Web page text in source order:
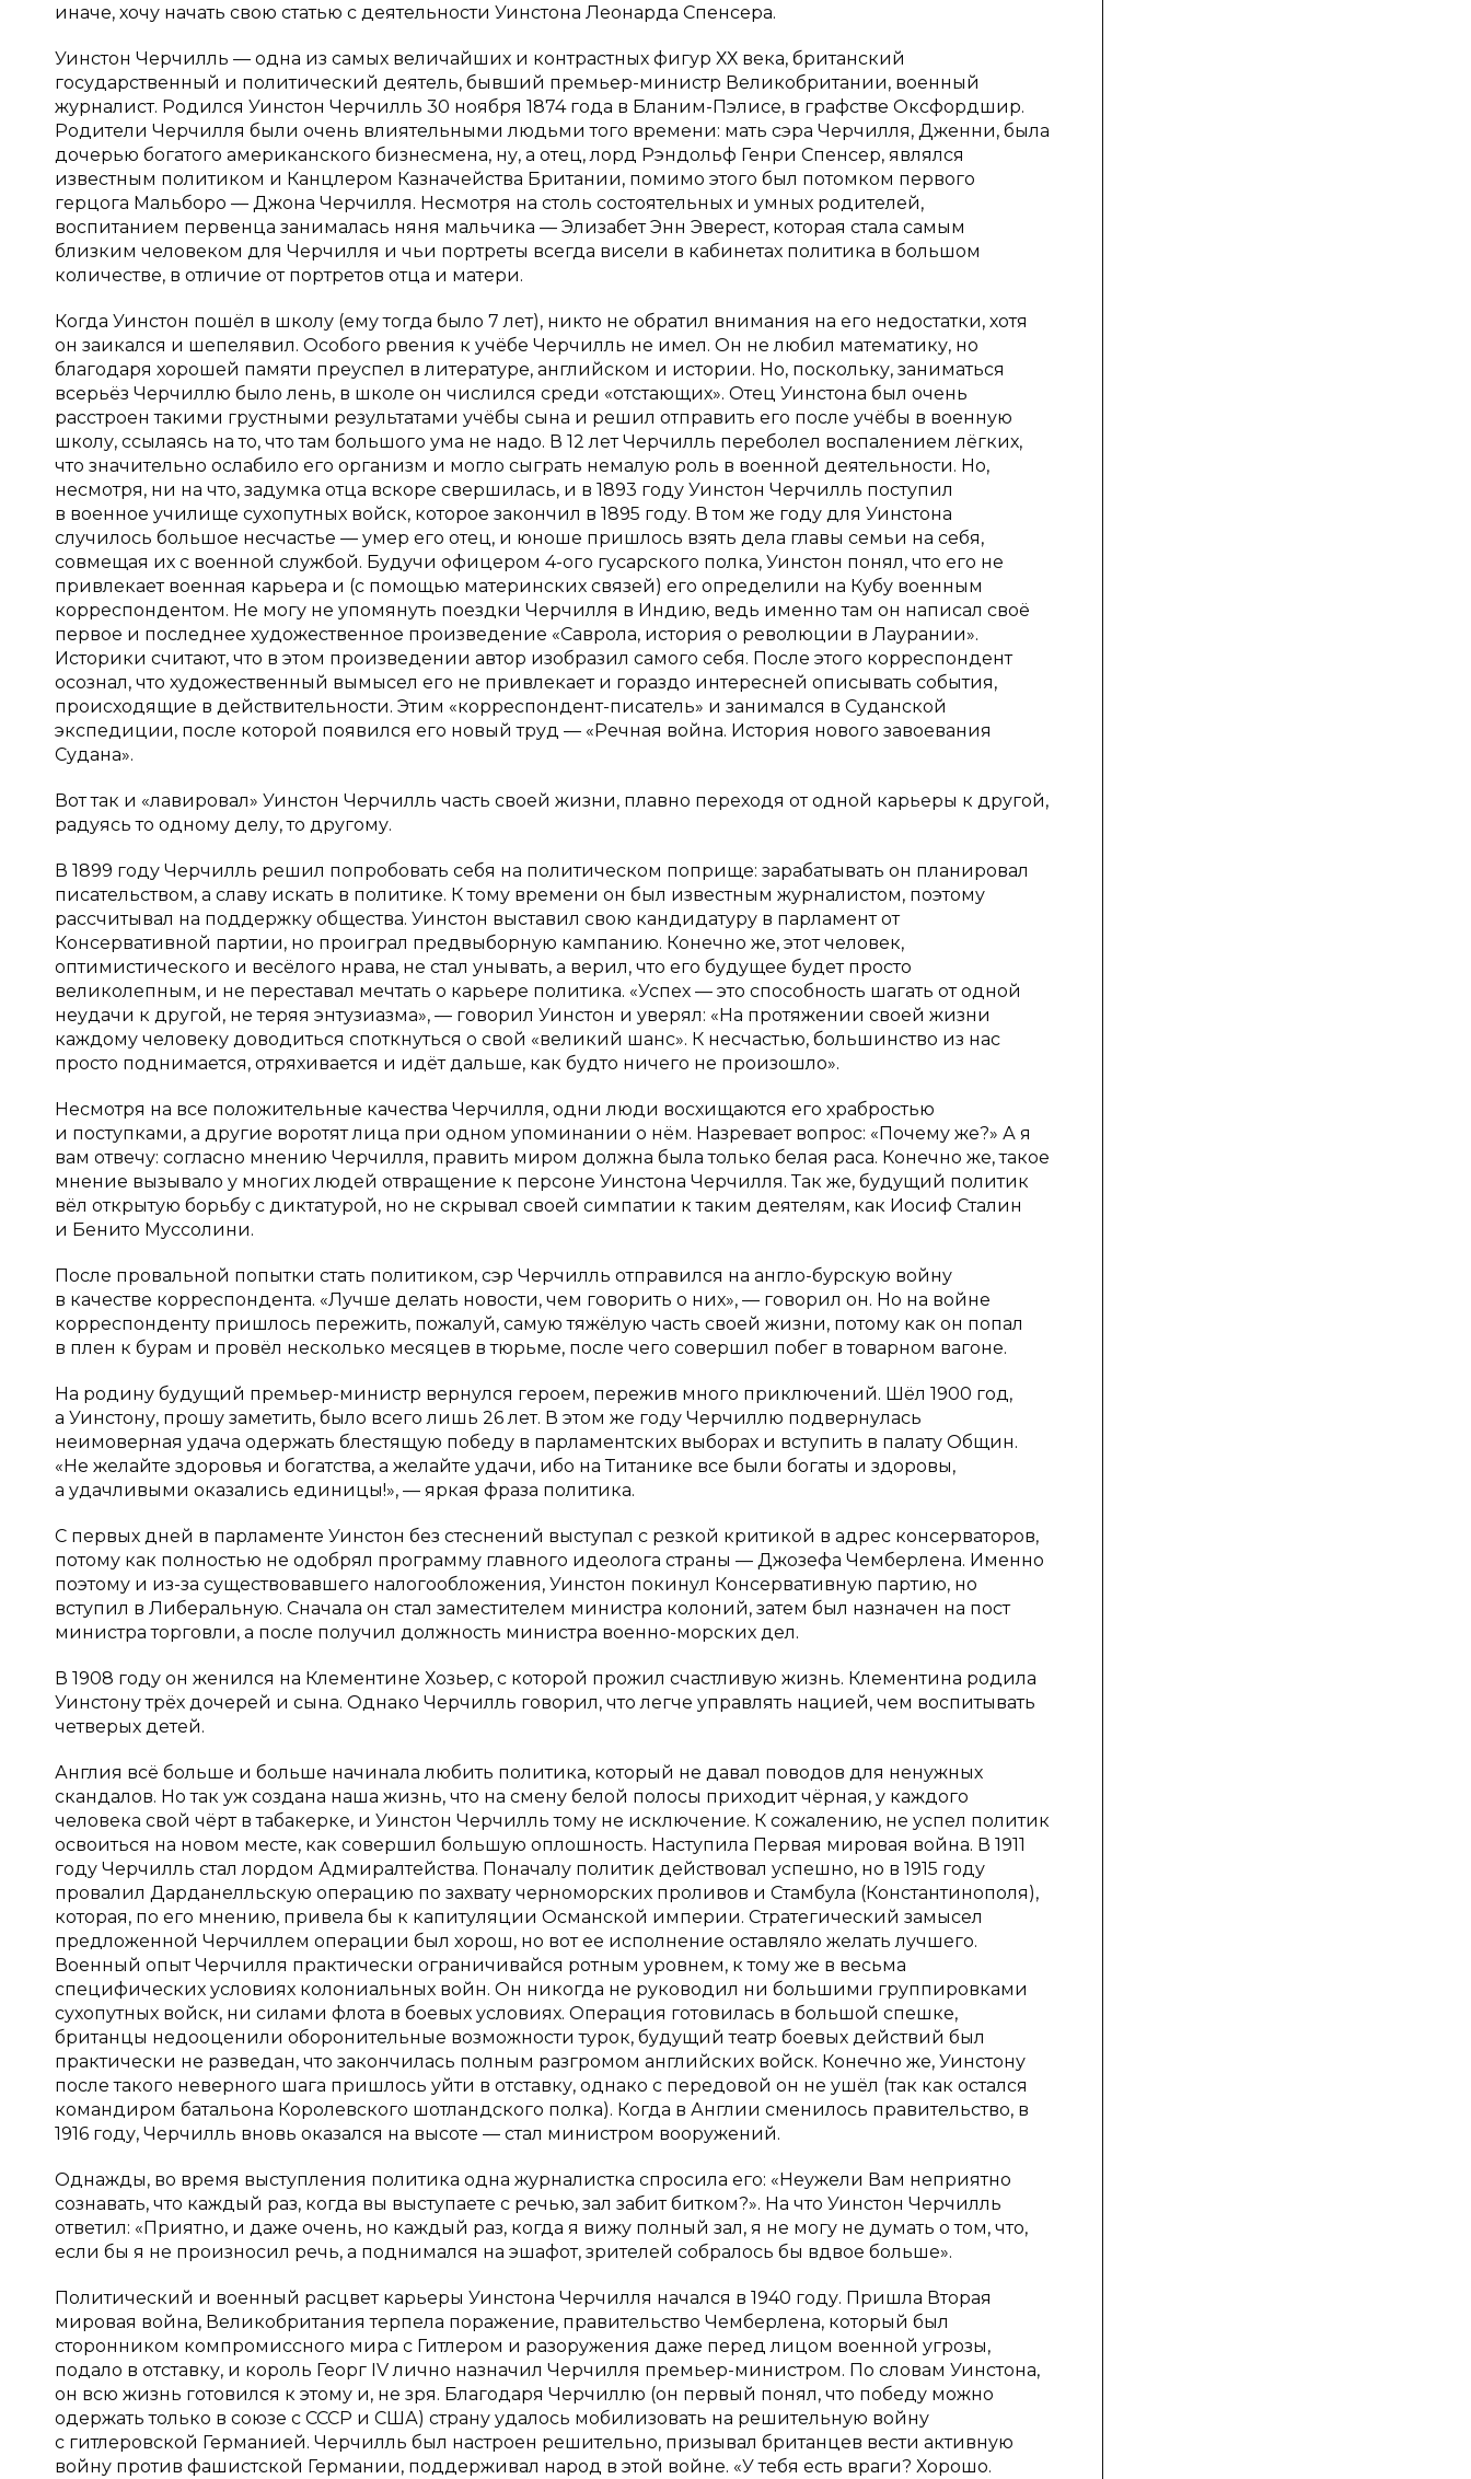
иначе, хочу начать свою статью с деятельности Уинстона Леонарда Спенсера.
Уинстон Черчилль — одна из самых величайших и контрастных фигур ХХ века, британский
государственный и политический деятель, бывший премьер-министр Великобритании, военный
журналист. Родился Уинстон Черчилль 30 ноября 1874 года в Бланим-Пэлисе, в графстве Оксфордшир.
Родители Черчилля были очень влиятельными людьми того времени: мать сэра Черчилля, Дженни, была
дочерью богатого американского бизнесмена, ну, а отец, лорд Рэндольф Генри Спенсер, являлся
известным политиком и Канцлером Казначейства Британии, помимо этого был потомком первого
герцога Мальборо — Джона Черчилля. Несмотря на столь состоятельных и умных родителей,
воспитанием первенца занималась няня мальчика — Элизабет Энн Эверест, которая стала самым
близким человеком для Черчилля и чьи портреты всегда висели в кабинетах политика в большом
количестве, в отличие от портретов отца и матери.
Когда Уинстон пошёл в школу (ему тогда было 7 лет), никто не обратил внимания на его недостатки, хотя
он заикался и шепелявил. Особого рвения к учёбе Черчилль не имел. Он не любил математику, но
благодаря хорошей памяти преуспел в литературе, английском и истории. Но, поскольку, заниматься
всерьёз Черчиллю было лень, в школе он числился среди «отстающих». Отец Уинстона был очень
расстроен такими грустными результатами учёбы сына и решил отправить его после учёбы в военную
школу, ссылаясь на то, что там большого ума не надо. В 12 лет Черчилль переболел воспалением лёгких,
что значительно ослабило его организм и могло сыграть немалую роль в военной деятельности. Но,
несмотря, ни на что, задумка отца вскоре свершилась, и в 1893 году Уинстон Черчилль поступил
в военное училище сухопутных войск, которое закончил в 1895 году. В том же году для Уинстона
случилось большое несчастье — умер его отец, и юноше пришлось взять дела главы семьи на себя,
совмещая их с военной службой. Будучи офицером 4-ого гусарского полка, Уинстон понял, что его не
привлекает военная карьера и (с помощью материнских связей) его определили на Кубу военным
корреспондентом. Не могу не упомянуть поездки Черчилля в Индию, ведь именно там он написал своё
первое и последнее художественное произведение «Саврола, история о революции в Лаурании».
Историки считают, что в этом произведении автор изобразил самого себя. После этого корреспондент
осознал, что художественный вымысел его не привлекает и гораздо интересней описывать события,
происходящие в действительности. Этим «корреспондент-писатель» и занимался в Суданской
экспедиции, после которой появился его новый труд — «Речная война. История нового завоевания
Судана».
Вот так и «лавировал» Уинстон Черчилль часть своей жизни, плавно переходя от одной карьеры к другой,
радуясь то одному делу, то другому.
В 1899 году Черчилль решил попробовать себя на политическом поприще: зарабатывать он планировал
писательством, а славу искать в политике. К тому времени он был известным журналистом, поэтому
рассчитывал на поддержку общества. Уинстон выставил свою кандидатуру в парламент от
Консервативной партии, но проиграл предвыборную кампанию. Конечно же, этот человек,
оптимистического и весёлого нрава, не стал унывать, а верил, что его будущее будет просто
великолепным, и не переставал мечтать о карьере политика. «Успех — это способность шагать от одной
неудачи к другой, не теряя энтузиазма», — говорил Уинстон и уверял: «На протяжении своей жизни
каждому человеку доводиться споткнуться о свой «великий шанс». К несчастью, большинство из нас
просто поднимается, отряхивается и идёт дальше, как будто ничего не произошло».
Несмотря на все положительные качества Черчилля, одни люди восхищаются его храбростью
и поступками, а другие воротят лица при одном упоминании о нём. Назревает вопрос: «Почему же?» А я
вам отвечу: согласно мнению Черчилля, править миром должна была только белая раса. Конечно же, такое
мнение вызывало у многих людей отвращение к персоне Уинстона Черчилля. Так же, будущий политик
вёл открытую борьбу с диктатурой, но не скрывал своей симпатии к таким деятелям, как Иосиф Сталин
и Бенито Муссолини.
После провальной попытки стать политиком, сэр Черчилль отправился на англо-бурскую войну
в качестве корреспондента. «Лучше делать новости, чем говорить о них», — говорил он. Но на войне
корреспонденту пришлось пережить, пожалуй, самую тяжёлую часть своей жизни, потому как он попал
в плен к бурам и провёл несколько месяцев в тюрьме, после чего совершил побег в товарном вагоне.
На родину будущий премьер-министр вернулся героем, пережив много приключений. Шёл 1900 год,
а Уинстону, прошу заметить, было всего лишь 26 лет. В этом же году Черчиллю подвернулась
неимоверная удача одержать блестящую победу в парламентских выборах и вступить в палату Общин.
«Не желайте здоровья и богатства, а желайте удачи, ибо на Титанике все были богаты и здоровы,
а удачливыми оказались единицы!», — яркая фраза политика.
С первых дней в парламенте Уинстон без стеснений выступал с резкой критикой в адрес консерваторов,
потому как полностью не одобрял программу главного идеолога страны — Джозефа Чемберлена. Именно
поэтому и из-за существовавшего налогообложения, Уинстон покинул Консервативную партию, но
вступил в Либеральную. Сначала он стал заместителем министра колоний, затем был назначен на пост
министра торговли, а после получил должность министра военно-морских дел.
В 1908 году он женился на Клементине Хозьер, с которой прожил счастливую жизнь. Клементина родила
Уинстону трёх дочерей и сына. Однако Черчилль говорил, что легче управлять нацией, чем воспитывать
четверых детей.
Англия всё больше и больше начинала любить политика, который не давал поводов для ненужных
скандалов. Но так уж создана наша жизнь, что на смену белой полосы приходит чёрная, у каждого
человека свой чёрт в табакерке, и Уинстон Черчилль тому не исключение. К сожалению, не успел политик
освоиться на новом месте, как совершил большую оплошность. Наступила Первая мировая война. В 1911
году Черчилль стал лордом Адмиралтейства. Поначалу политик действовал успешно, но в 1915 году
провалил Дарданелльскую операцию по захвату черноморских проливов и Стамбула (Константинополя),
которая, по его мнению, привела бы к капитуляции Османской империи. Стратегический замысел
предложенной Черчиллем операции был хорош, но вот ее исполнение оставляло желать лучшего.
Военный опыт Черчилля практически ограничивайся ротным уровнем, к тому же в весьма
специфических условиях колониальных войн. Он никогда не руководил ни большими группировками
сухопутных войск, ни силами флота в боевых условиях. Операция готовилась в большой спешке,
британцы недооценили оборонительные возможности турок, будущий театр боевых действий был
практически не разведан, что закончилась полным разгромом английских войск. Конечно же, Уинстону
после такого неверного шага пришлось уйти в отставку, однако с передовой он не ушёл (так как остался
командиром батальона Королевского шотландского полка). Когда в Англии сменилось правительство, в
1916 году, Черчилль вновь оказался на высоте — стал министром вооружений.
Однажды, во время выступления политика одна журналистка спросила его: «Неужели Вам неприятно
сознавать, что каждый раз, когда вы выступаете с речью, зал забит битком?». На что Уинстон Черчилль
ответил: «Приятно, и даже очень, но каждый раз, когда я вижу полный зал, я не могу не думать о том, что,
если бы я не произносил речь, а поднимался на эшафот, зрителей собралось бы вдвое больше».
Политический и военный расцвет карьеры Уинстона Черчилля начался в 1940 году. Пришла Вторая
мировая война, Великобритания терпела поражение, правительство Чемберлена, который был
сторонником компромиссного мира с Гитлером и разоружения даже перед лицом военной угрозы,
подало в отставку, и король Георг IV лично назначил Черчилля премьер-министром. По словам Уинстона,
он всю жизнь готовился к этому и, не зря. Благодаря Черчиллю (он первый понял, что победу можно
одержать только в союзе с СССР и США) страну удалось мобилизовать на решительную войну
с гитлеровской Германией. Черчилль был настроен решительно, призывал британцев вести активную
войну против фашистской Германии, поддерживал народ в этой войне. «У тебя есть враги? Хорошо.